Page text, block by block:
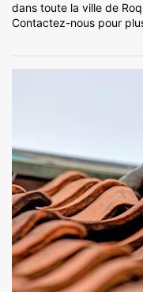
dans toute la ville de
Contactez-nous pour